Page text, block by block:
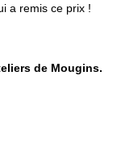
a remis ce prix !
de Mougins.